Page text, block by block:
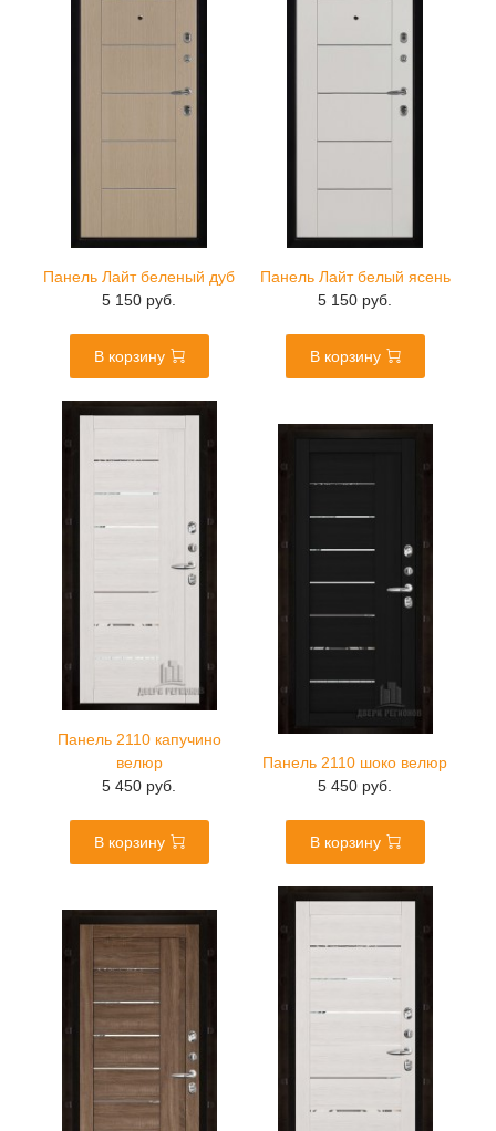
Панель Лайт беленый дуб
5 150 руб.
В корзину
Панель Лайт белый ясень
5 150 руб.
В корзину
Панель 2110 капучино
велюр
5 450 руб.
В корзину
Панель 2110 шоко велюр
5 450 руб.
В корзину